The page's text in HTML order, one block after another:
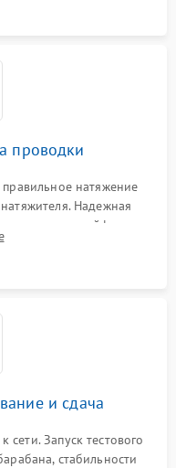
проводки
натяжение
Надежная
клемм и шлейфов к
панелей, люка и
и сдача
Запуск тестового
стабильности